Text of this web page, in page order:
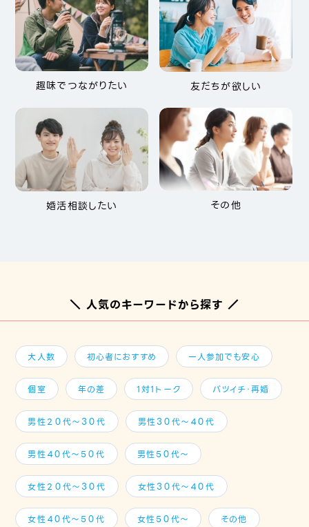
趣味でつながりたい 友だちが欲しい
婚活相談したい その他
＼ 人気のキーワードから探す ／
大人数 初心者におすすめ 一人参加でも安心
個室 年の差 1対1トーク バツイチ・再婚
男性２０代～３０代 男性３０代～４０代
男性４０代～５０代 男性５０代～
女性２０代～３０代 女性３０代～４０代
女性４０代～５０代 女性５０代～ その他